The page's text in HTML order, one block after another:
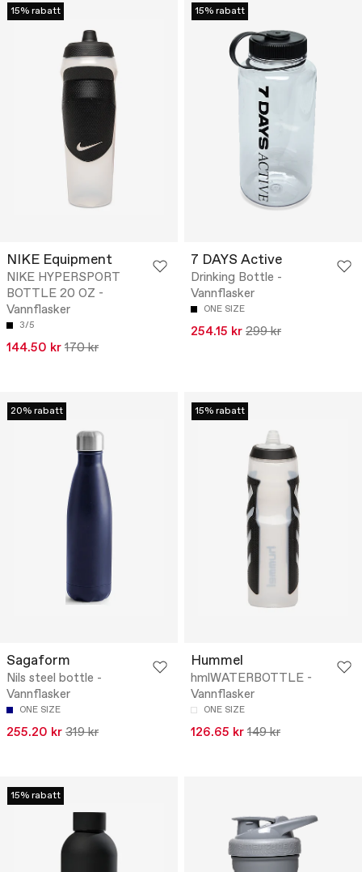
15% rabatt
NIKE Equipment
NIKE HYPERSPORT
BOTTLE 20 OZ -
Vannflasker
3/5
144.50 kr 170 kr
15% rabatt
7 DAYS Active
Drinking Bottle -
Vannflasker
ONE SIZE
254.15 kr 299 kr
20% rabatt
Sagaform
Nils steel bottle -
Vannflasker
ONE SIZE
255.20 kr 319 kr
15% rabatt
Hummel
hmlWATERBOTTLE -
Vannflasker
ONE SIZE
126.65 kr 149 kr
15% rabatt